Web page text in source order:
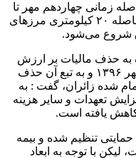
حداکثر ۳۰ روز در فاصله زمانی چهاردهم مهر تا
سوم آذر امسال است که این زمان از فاصله ۲۰ کیلومتری مرزهای
شروع می‌شود.
به حذف مالیات بر ارزش
افزوده بیمه های درمان از تاریخ سوم مهر ۱۳۹۶ و به تبع آن حذف
شده زائران، گفت : به
تعهدات و سایر هزینه
کاهش یافته است.
تنظیم شده و بیمه
لیکن با توجه به ابعاد